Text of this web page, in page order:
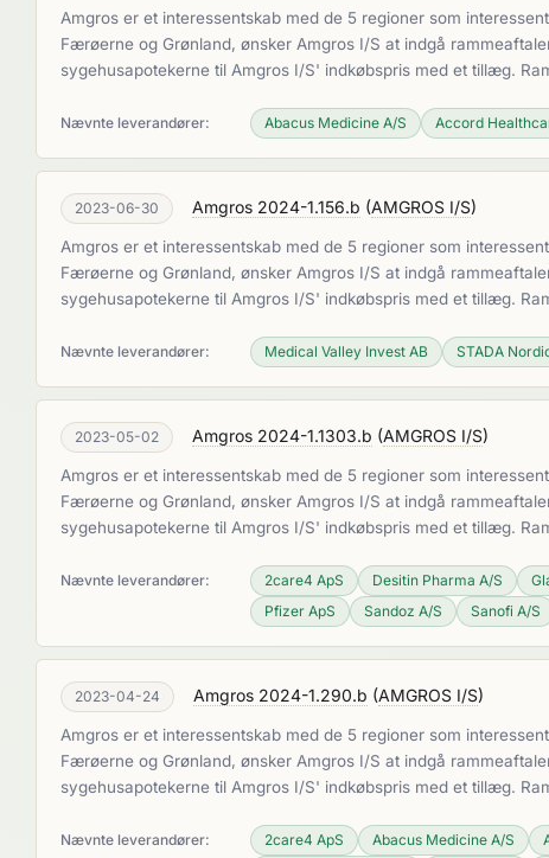
Amgros er et interessentskab med de 5 regioner som
Færøerne og Grønland, ønsker Amgros I/S at indgå
sygehusapotekerne til Amgros I/S' indkøbspris med et tillæg.
Nævnte leverandører: Abacus Medicine A/S Accord
2023-06-30 Amgros 2024-1.156.b (AMGROS I/S)
Amgros er et interessentskab med de 5 regioner som
Færøerne og Grønland, ønsker Amgros I/S at indgå
sygehusapotekerne til Amgros I/S' indkøbspris med et tillæg.
Nævnte leverandører: Medical Valley Invest AB STADA
2023-05-02 Amgros 2024-1.1303.b (AMGROS I/S)
Amgros er et interessentskab med de 5 regioner som
Færøerne og Grønland, ønsker Amgros I/S at indgå
sygehusapotekerne til Amgros I/S' indkøbspris med et tillæg.
Nævnte leverandører: 2care4 ApS Desitin Pharma A/S
Pfizer ApS
Sandoz A/S Sanofi A/S
2023-04-24 Amgros 2024-1.290.b (AMGROS I/S)
Amgros er et interessentskab med de 5 regioner som
Færøerne og Grønland, ønsker Amgros I/S at indgå
sygehusapotekerne til Amgros I/S' indkøbspris med et tillæg.
Nævnte leverandører: 2care4 ApS Abacus Medicine A/S